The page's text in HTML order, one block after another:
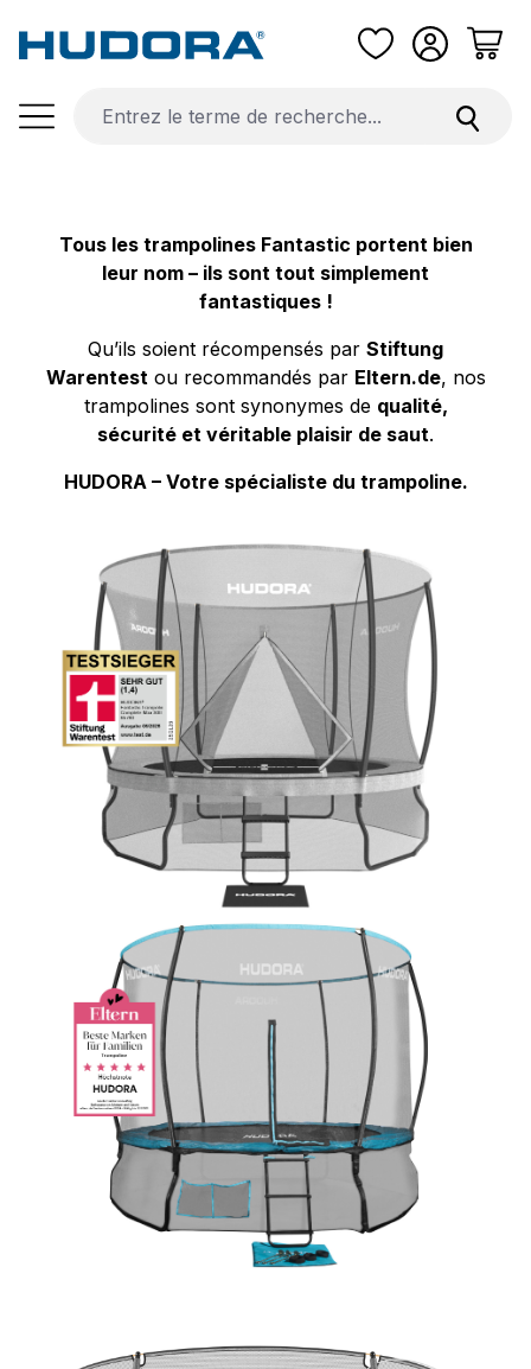
Passer au contenu principal
Tous les trampolines Fantastic portent bien
leur nom – ils sont tout simplement
fantastiques !
Qu’ils soient récompensés par Stiftung
Warentest ou recommandés par Eltern.de, nos
trampolines sont synonymes de qualité,
sécurité et véritable plaisir de saut.
HUDORA – Votre spécialiste du trampoline.